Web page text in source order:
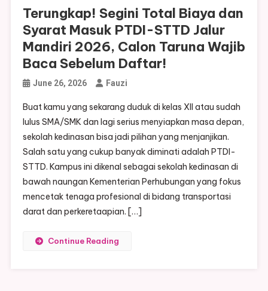
Terungkap! Segini Total Biaya dan
Syarat Masuk PTDI-STTD Jalur
Mandiri 2026, Calon Taruna Wajib
Baca Sebelum Daftar!
June 26, 2026 Fauzi
Buat kamu yang sekarang duduk di kelas XII atau sudah
lulus SMA/SMK dan lagi serius menyiapkan masa depan,
sekolah kedinasan bisa jadi pilihan yang menjanjikan.
Salah satu yang cukup banyak diminati adalah PTDI-
STTD. Kampus ini dikenal sebagai sekolah kedinasan di
bawah naungan Kementerian Perhubungan yang fokus
mencetak tenaga profesional di bidang transportasi
darat dan perkeretaapian. […]
Continue Reading